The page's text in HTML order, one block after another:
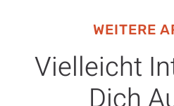
WEITERE
Vielleicht